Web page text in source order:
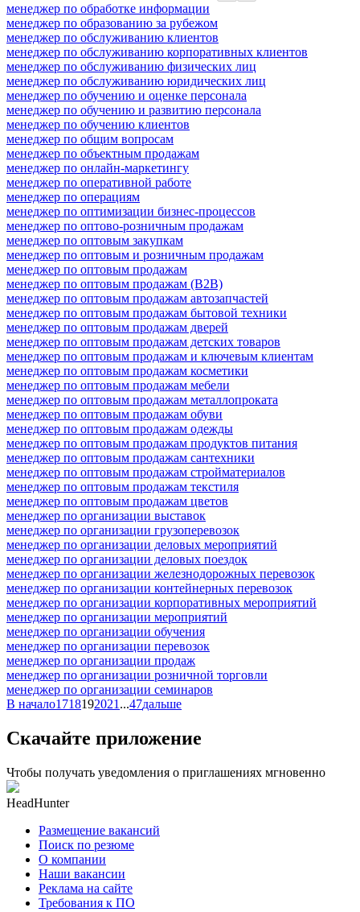
менеджер по обработке информации
менеджер по образованию за рубежом
менеджер по обслуживанию клиентов
менеджер по обслуживанию корпоративных клиентов
менеджер по обслуживанию физических лиц
менеджер по обслуживанию юридических лиц
менеджер по обучению и оценке персонала
менеджер по обучению и развитию персонала
менеджер по обучению клиентов
менеджер по общим вопросам
менеджер по объектным продажам
менеджер по онлайн-маркетингу
менеджер по оперативной работе
менеджер по операциям
менеджер по оптимизации бизнес-процессов
менеджер по оптово-розничным продажам
менеджер по оптовым закупкам
менеджер по оптовым и розничным продажам
менеджер по оптовым продажам
менеджер по оптовым продажам (B2B)
менеджер по оптовым продажам автозапчастей
менеджер по оптовым продажам бытовой техники
менеджер по оптовым продажам дверей
менеджер по оптовым продажам детских товаров
менеджер по оптовым продажам и ключевым клиентам
менеджер по оптовым продажам косметики
менеджер по оптовым продажам мебели
менеджер по оптовым продажам металлопроката
менеджер по оптовым продажам обуви
менеджер по оптовым продажам одежды
менеджер по оптовым продажам продуктов питания
менеджер по оптовым продажам сантехники
менеджер по оптовым продажам стройматериалов
менеджер по оптовым продажам текстиля
менеджер по оптовым продажам цветов
менеджер по организации выставок
менеджер по организации грузоперевозок
менеджер по организации деловых мероприятий
менеджер по организации деловых поездок
менеджер по организации железнодорожных перевозок
менеджер по организации контейнерных перевозок
менеджер по организации корпоративных мероприятий
менеджер по организации мероприятий
менеджер по организации обучения
менеджер по организации перевозок
менеджер по организации продаж
менеджер по организации розничной торговли
менеджер по организации семинаров
В начало1718192021 ...47дальше
Скачайте приложение
Чтобы получать уведомления о приглашениях мгновенно
HeadHunter
Размещение вакансий
Поиск по резюме
О компании
Наши вакансии
Реклама на сайте
Требования к ПО